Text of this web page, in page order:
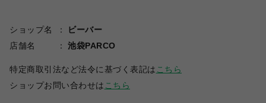
ショップ名
ビーバー
店舗名
池袋PARCO
特定商取引法など法令に基づく表記は こちら
ショップお問い合わせは こちら